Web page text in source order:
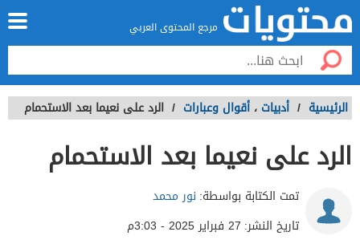
مرجع المحتوى العربي
الرئيسية / أدبيات ، أقوال وعبارات / الرد على نعيما بعد الاستحمام
الرد على نعيما بعد الاستحمام
تمت الكتابة بواسطة: نور محمد
تاريخ النشر: 27 فبراير 2025 - 3:03م